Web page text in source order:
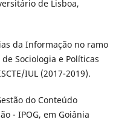
de Lisboa,
da Informação no ramo
Sociologia e Políticas
IUL (2017-2019).
do Conteúdo
- IPOG, em Goiânia